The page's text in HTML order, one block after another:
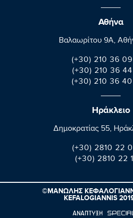
Αθήνα
Βαλαωρίτου 9A,
(+30) 210 36
(+30) 210 36
(+30) 210 36
Ηράκλειο
Δημοκρατίας 55,
(+30) 2810 22
(+30) 2810 22
©ΜΑΝΩΛΗΣ
KEFALOGIANNIS